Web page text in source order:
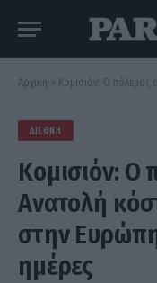
Αρχική » Κομισιόν: Ο πόλεμος στη
ΔΙΕΘΝΉ
Κομισιόν: Ο
Ανατολή
στην
ημέρες